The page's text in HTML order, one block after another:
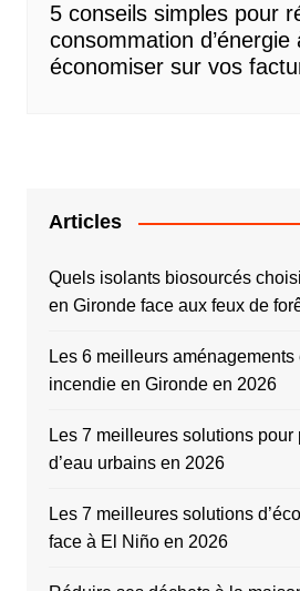
5 conseils simples pour
consommation
économiser sur vos
Articles
Quels isolants biosourcés
en Gironde face aux feux de
Les 6 meilleurs
incendie en Gironde en 2026
Les 7 meilleures solutions pour
d’eau urbains en 2026
Les 7 meilleures solutions
face à El Niño en 2026